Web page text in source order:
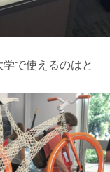
で使えるのはと